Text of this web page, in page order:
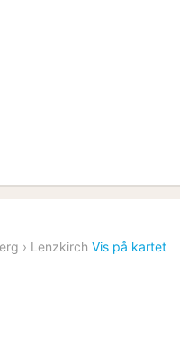
› Lenzkirch Vis på kartet